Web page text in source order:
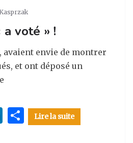
a voté » !
avaient envie de montrer
et ont déposé un
Li
ar
Lire la suite